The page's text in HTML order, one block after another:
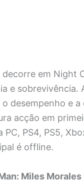
decorre em Night
e sobrevivência.
desempenho e
acção em
PC, PS4, PS5,
é offline.
Miles Morales